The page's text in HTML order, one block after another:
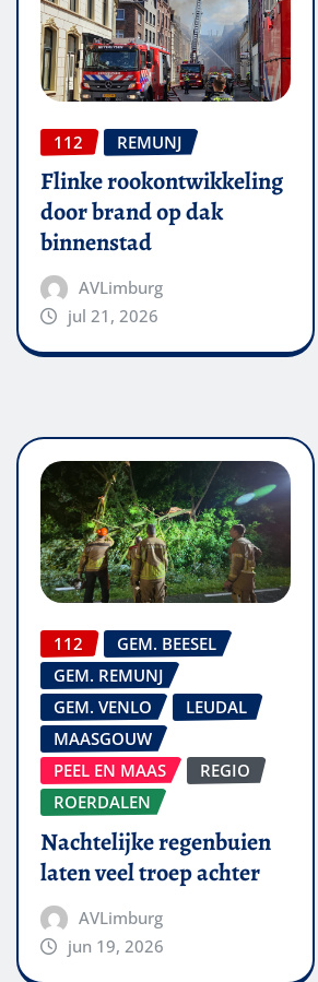
112 REMUNJ
Flinke rookontwikkeling
door brand op dak
binnenstad
AVLimburg
jul 21, 2026
112
GEM. BEESEL
GEM. REMUNJ
GEM. VENLO
LEUDAL
MAASGOUW
PEEL EN MAAS
REGIO
ROERDALEN
Nachtelijke regenbuien
laten veel troep achter
AVLimburg
jun 19, 2026